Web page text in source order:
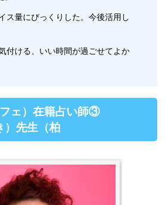
ス量にびっくりした。今後活用し
付ける、いい時間が過ごせてよか
ェ）在籍占い師③
）先生（柏